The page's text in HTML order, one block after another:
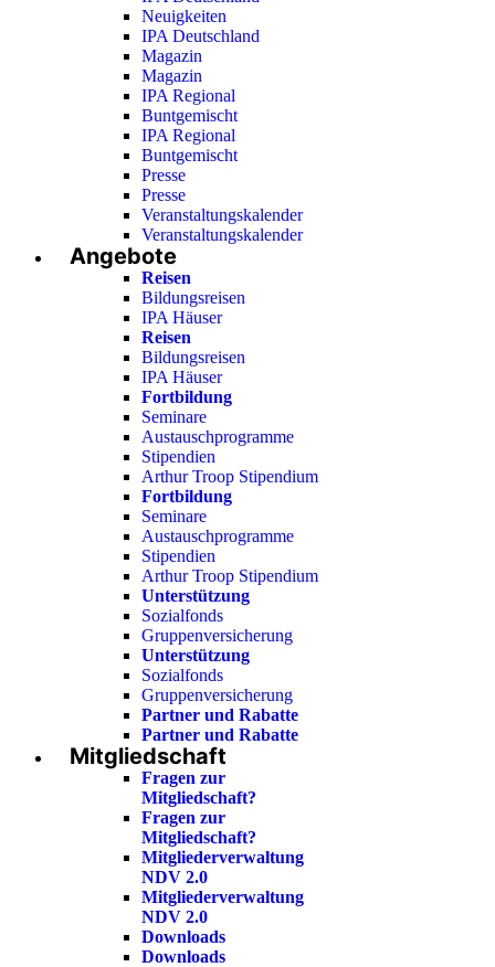
Neuigkeiten
IPA Deutschland
Magazin
Magazin
IPA Regional
Buntgemischt
IPA Regional
Buntgemischt
Presse
Presse
Veranstaltungskalender
Veranstaltungskalender
Angebote
Reisen
Bildungsreisen
IPA Häuser
Reisen
Bildungsreisen
IPA Häuser
Fortbildung
Seminare
Austauschprogramme
Stipendien
Arthur Troop Stipendium
Fortbildung
Seminare
Austauschprogramme
Stipendien
Arthur Troop Stipendium
Unterstützung
Sozialfonds
Gruppenversicherung
Unterstützung
Sozialfonds
Gruppenversicherung
Partner und Rabatte
Partner und Rabatte
Mitgliedschaft
Fragen zur
Mitgliedschaft?
Fragen zur
Mitgliedschaft?
Mitgliederverwaltung
NDV 2.0
Mitgliederverwaltung
NDV 2.0
Downloads
Downloads